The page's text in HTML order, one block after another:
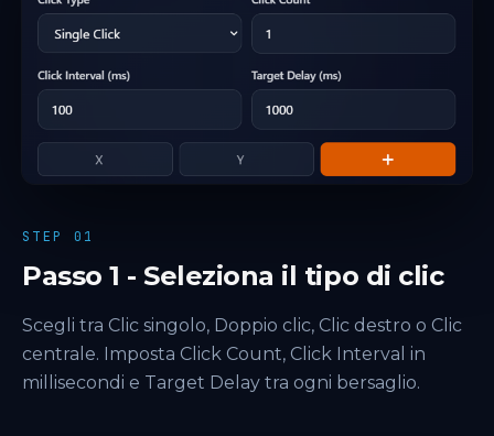
STEP 01
Passo 1 - Seleziona il tipo di clic
Scegli tra Clic singolo, Doppio clic, Clic destro o Clic
centrale. Imposta Click Count, Click Interval in
millisecondi e Target Delay tra ogni bersaglio.